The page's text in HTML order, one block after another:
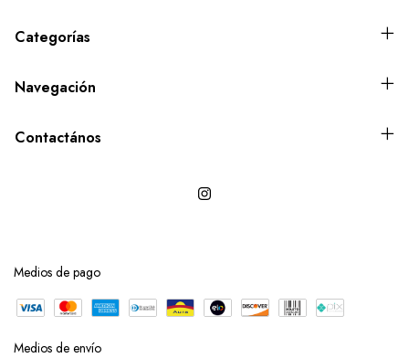
Categorías
Navegación
Contactános
Medios de pago
Medios de envío